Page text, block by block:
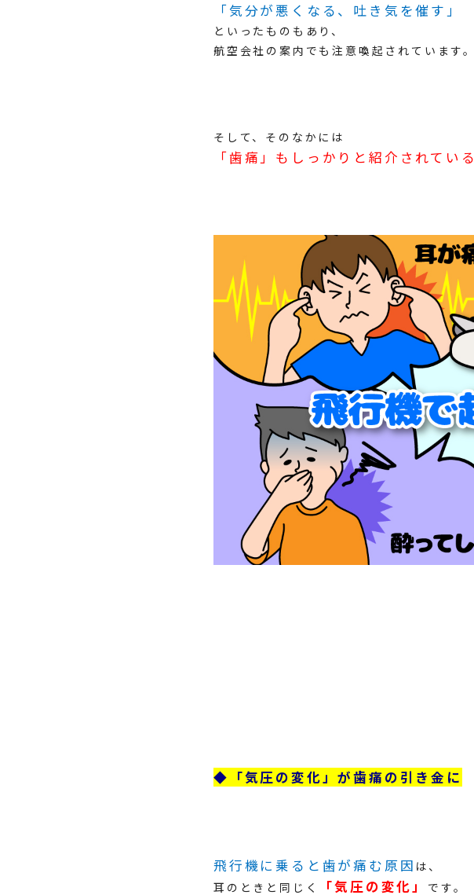
「気分が悪くなる、吐き気を催す」
といったものもあり、
航空会社の案内でも注意喚起されています。
そして、そのなかには
「歯痛」もしっかりと紹介されている
◆「気圧の変化」が歯痛の引き金に
飛行機に乗ると歯が痛む原因 は、
耳のときと同じく
「気圧の変化」 です。